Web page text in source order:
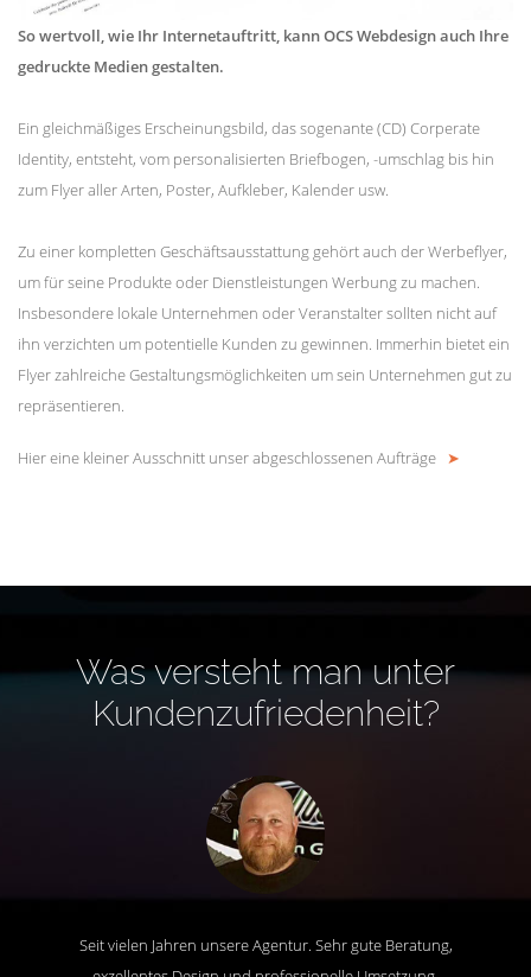
So wertvoll, wie Ihr Internetauftritt, kann OCS Webdesign auch Ihre
gedruckte Medien gestalten.
Ein gleichmäßiges Erscheinungsbild, das sogenante (CD) Corperate
Identity, entsteht, vom personalisierten Briefbogen, -umschlag bis hin
zum Flyer aller Arten, Poster, Aufkleber, Kalender usw.
Zu einer kompletten Geschäftsausstattung gehört auch der Werbeflyer,
um für seine Produkte oder Dienstleistungen Werbung zu machen.
Insbesondere lokale Unternehmen oder Veranstalter sollten nicht auf
ihn verzichten um potentielle Kunden zu gewinnen. Immerhin bietet ein
Flyer zahlreiche Gestaltungsmöglichkeiten um sein Unternehmen gut zu
repräsentieren.
Hier eine kleiner Ausschnitt unser abgeschlossenen Aufträge ➤
Was versteht man unter
Kundenzufriedenheit?
Seit vielen Jahren unsere Agentur. Sehr gute Beratung,